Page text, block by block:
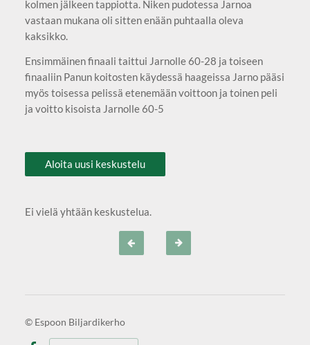
kolmen jälkeen tappiotta. Niken pudotessa Jarnoa
vastaan mukana oli sitten enään puhtaalla oleva
kaksikko.
Ensimmäinen finaali taittui Jarnolle 60-28 ja toiseen
finaaliin Panun koitosten käydessä haageissa Jarno pääsi
myös toisessa pelissä etenemään voittoon ja toinen peli
ja voitto kisoista Jarnolle 60-5
Aloita uusi keskustelu
Ei vielä yhtään keskustelua.
© Espoon Biljardikerho